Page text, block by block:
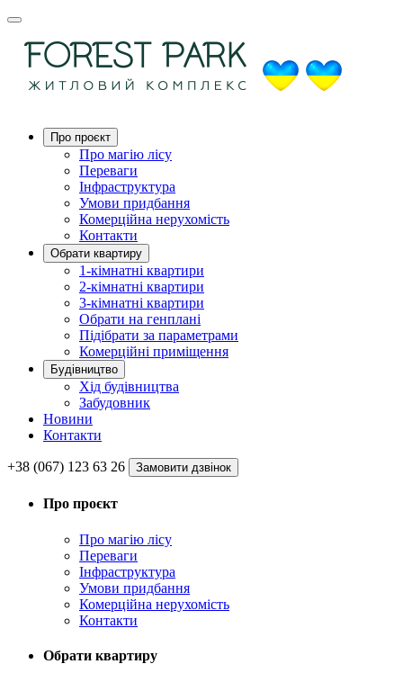
Про проєкт
Про магію ліcу
Переваги
Інфраструктура
Умови придбання
Комерційна нерухомість
Контакти
Обрати квартиру
1-кімнатні квартири
2-кімнатні квартири
3-кімнатні квартири
Обрати на генплані
Підібрати за параметрами
Комерційні приміщення
Будівництво
Хід будівництва
Забудовник
Новини
Контакти
+38 (067) 123 63 26 Замовити дзвінок
Про проєкт
Про магію ліcу
Переваги
Інфраструктура
Умови придбання
Комерційна нерухомість
Контакти
Обрати квартиру